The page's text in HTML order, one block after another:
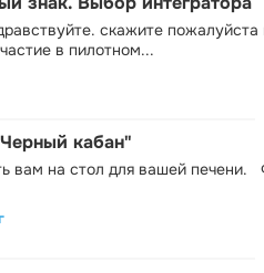
скажите пожалуйста
в пилотном...
кабан"
вам на стол для вашей печени.